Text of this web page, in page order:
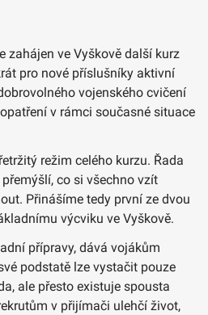
zahájen ve Vyškově další kurz
pro nové příslušníky aktivní
vojenského cvičení
v rámci současné situace
režim celého kurzu. Řada
co si všechno vzít
Přinášíme tedy první ze dvou
výcviku ve Vyškově.
přípravy, dává vojákům
podstatě lze vystačit pouze
ale přesto existuje spousta
v přijímači ulehčí život,